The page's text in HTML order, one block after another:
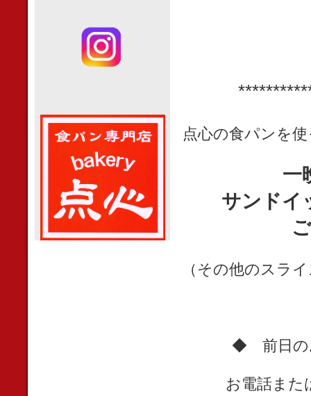
点心の食パンを
一
サンドイ
（その他のスラ
◆ 前日の
お電話また